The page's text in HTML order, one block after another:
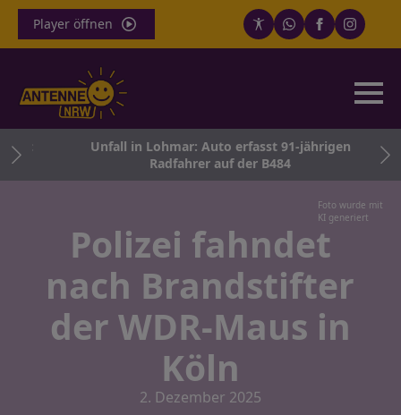
Player öffnen
Unfall in Lohmar: Auto erfasst 91-jährigen
Radfahrer auf der B484
Foto wurde mit
KI generiert
Polizei fahndet
nach Brandstifter
der WDR-Maus in
Köln
2. Dezember 2025